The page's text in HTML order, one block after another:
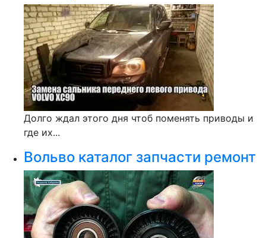
Долго ждал этого дня чтоб поменять приводы и
где их...
Вольво каталог запчасти ремонт